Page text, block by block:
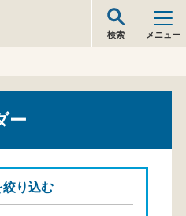
検索 メニュー
ー
絞り込む